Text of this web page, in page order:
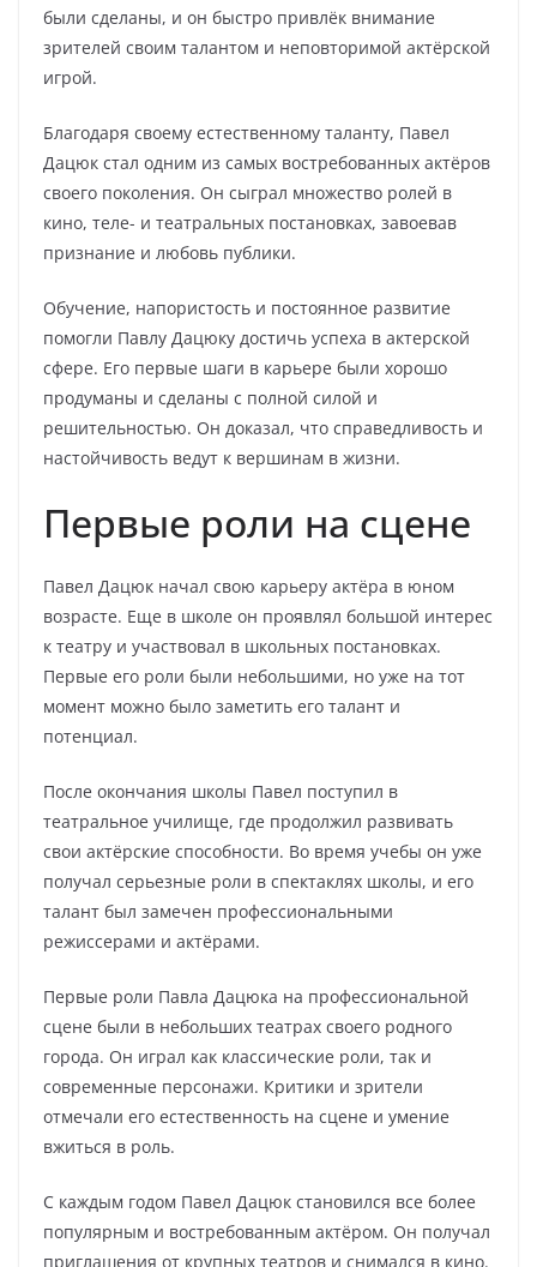
были сделаны, и он быстро привлёк внимание
зрителей своим талантом и неповторимой актёрской
игрой.
Благодаря своему естественному таланту, Павел
Дацюк стал одним из самых востребованных актёров
своего поколения. Он сыграл множество ролей в
кино, теле- и театральных постановках, завоевав
признание и любовь публики.
Обучение, напористость и постоянное развитие
помогли Павлу Дацюку достичь успеха в актерской
сфере. Его первые шаги в карьере были хорошо
продуманы и сделаны с полной силой и
решительностью. Он доказал, что справедливость и
настойчивость ведут к вершинам в жизни.
Первые роли на сцене
Павел Дацюк начал свою карьеру актёра в юном
возрасте. Еще в школе он проявлял большой интерес
к театру и участвовал в школьных постановках.
Первые его роли были небольшими, но уже на тот
момент можно было заметить его талант и
потенциал.
После окончания школы Павел поступил в
театральное училище, где продолжил развивать
свои актёрские способности. Во время учебы он уже
получал серьезные роли в спектаклях школы, и его
талант был замечен профессиональными
режиссерами и актёрами.
Первые роли Павла Дацюка на профессиональной
сцене были в небольших театрах своего родного
города. Он играл как классические роли, так и
современные персонажи. Критики и зрители
отмечали его естественность на сцене и умение
вжиться в роль.
С каждым годом Павел Дацюк становился все более
популярным и востребованным актёром. Он получал
приглашения от крупных театров и снимался в кино.